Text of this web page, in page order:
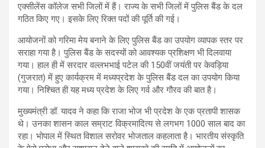
एक्सीलेंस कॉलेज सभी जिलों में हैं। राज्य के सभी जिलों में पुलिस बैंड के दल
गठित किए गए। इसके लिए रिक्त पदों की पूर्ति की गई।
आयोजनों को गरिमा मेय बनाने के लिए पुलिस बैंड का उपयोग व्यापक स्तर पर
सराहा गया है। पुलिस बैंड के सदस्यों को आवश्यक प्रशिक्षण भी दिलवाया
गया। हाल ही में सरदार वल्लभभाई पटेल की 150वीं जयंती पर केवड़िया
(गुजरात) में हुए कार्यक्रम में मध्यप्रदेश के पुलिस बैंड दल का उपयोग किया
गया। निश्चित ही यह मध्य प्रदेश के लिए गर्व और गौरव की बात है।
मुख्यमंत्री डॉ. यादव ने कहा कि राजा भोज भी प्रदेश के एक प्रतापी शासक
थे। उनका शासन काल सम्राट विक्रमादित्य से लगभग 1000 साल बाद का
रहा। भोपाल में स्थित विशाल सरोवर भोजताल कहलाता है। भारतीय संस्कृति